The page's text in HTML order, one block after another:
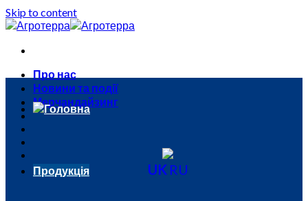
Skip to content
Про нас
Новини та події
Мерчандайзинг
UK RU
Головна
Продукція